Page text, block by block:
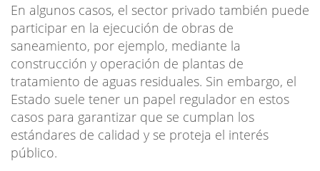
En algunos casos, el sector privado también puede
participar en la ejecución de obras de
saneamiento, por ejemplo, mediante la
construcción y operación de plantas de
tratamiento de aguas residuales. Sin embargo, el
Estado suele tener un papel regulador en estos
casos para garantizar que se cumplan los
estándares de calidad y se proteja el interés
público.